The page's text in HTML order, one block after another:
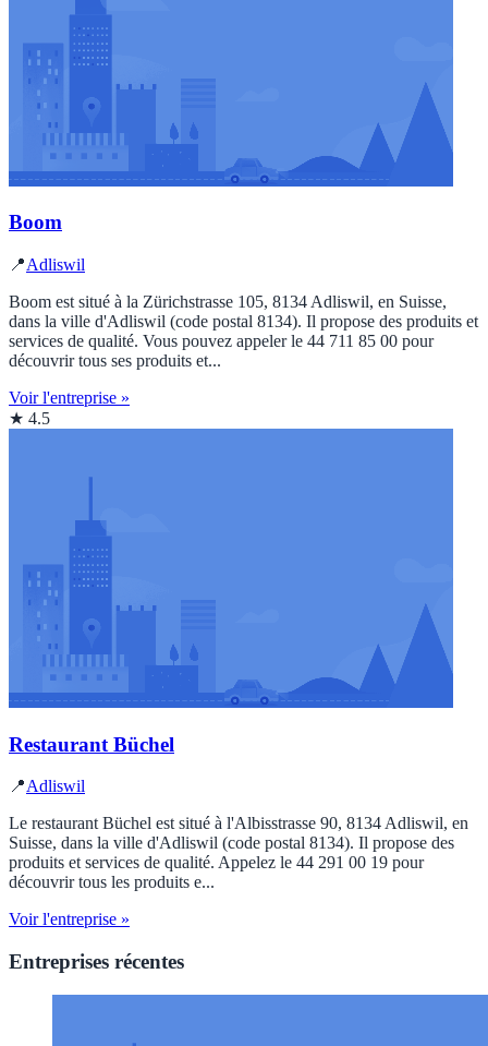
Boom
📍Adliswil
Boom est situé à la Zürichstrasse 105, 8134 Adliswil, en Suisse,
dans la ville d'Adliswil (code postal 8134). Il propose des produits et
services de qualité. Vous pouvez appeler le 44 711 85 00 pour
découvrir tous ses produits et...
Voir l'entreprise »
★ 4.5
Restaurant Büchel
📍Adliswil
Le restaurant Büchel est situé à l'Albisstrasse 90, 8134 Adliswil, en
Suisse, dans la ville d'Adliswil (code postal 8134). Il propose des
produits et services de qualité. Appelez le 44 291 00 19 pour
découvrir tous les produits e...
Voir l'entreprise »
Entreprises récentes